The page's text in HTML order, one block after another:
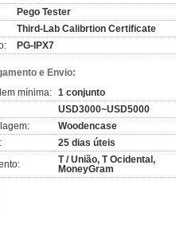
Pego Tester
Third-Lab Calibrtion Certificate
PG-IPX7
e Envio:
mínima: 1 conjunto
USD3000~USD5000
Woodencase
25 dias úteis
T / União, T Ocidental,
MoneyGram